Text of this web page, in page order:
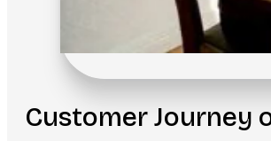
Customer Journey